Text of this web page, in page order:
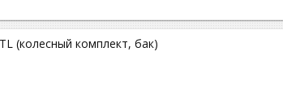
(колесный комплект, бак)